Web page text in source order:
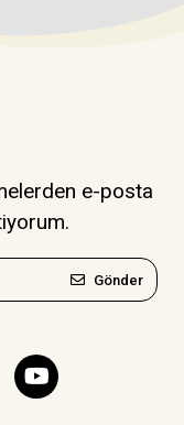
e-posta
Gönder